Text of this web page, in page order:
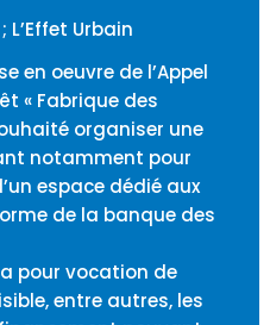
Urbain
en oeuvre de l’Appel
« Fabrique des
organiser une
notamment pour
espace dédié aux
de la banque des
pour vocation de
entre autres, les